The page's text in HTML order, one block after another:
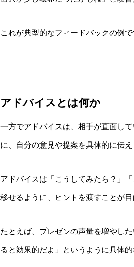
これが典型的なフィードバックの例で
アドバイスとは何か
一方でアドバイスは、相手が直面し
に、自分の意見や提案を具体的に伝え
アドバイスは「こうしてみたら？」
移せるように、ヒントを渡すことが目
たとえば、プレゼンの声量を増やし
ると効果的だよ」というように具体